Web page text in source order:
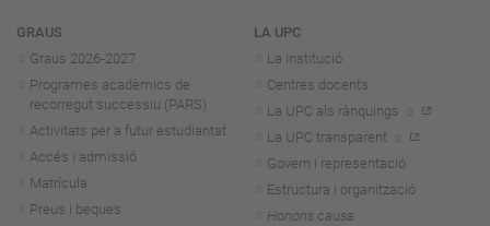
Navegació
GRAUS
Graus 2026-2027
Programes acadèmics de
recorregut successiu (PARS)
Activitats per a futur estudiantat
Accés i admissió
Matrícula
Preus i beques
LA UPC
La institució
Centres docents
La UPC als rànquings
La UPC transparent
Govern i representació
Estructura i organització
Honoris causa